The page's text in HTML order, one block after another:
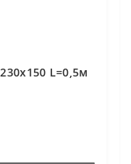
L=0,5м